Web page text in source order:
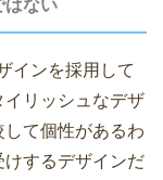
はない
インを採用して
リッシュなデザ
て個性があるわ
するデザインだ